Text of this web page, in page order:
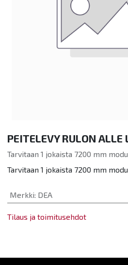
PEITELEVY RULON
Tarvitaan 1 jokaista 7200 mm
Tarvitaan 1 jokaista 7200 mm
Merkki: DEA
Tilaus ja toimitusehdot